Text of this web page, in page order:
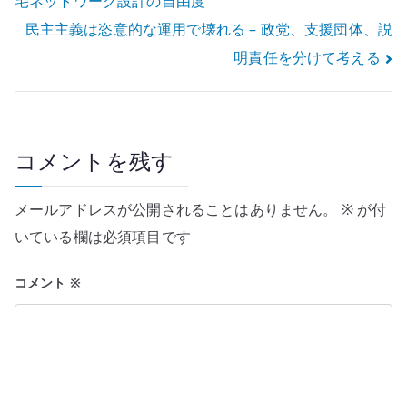
稿
ナ
ビ
ー
シ
ョ
ン
民主主義は恣意的な運用で壊れる – 政党、支援団体、説
明責任を分けて考える
コメントを残す
メールアドレスが公開されることはありません。 ※が付
いている欄は必須項目です
コメント ※